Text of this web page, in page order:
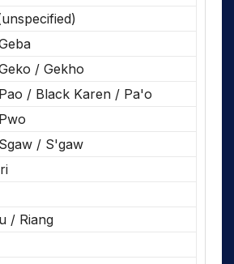
/ Gekho
/ Black Karen / Pa'o
/ S'gaw
/ Riang